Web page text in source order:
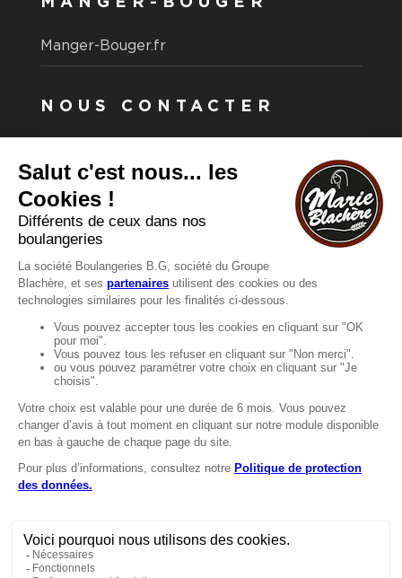
Manger-Bouger.fr
NOUS CONTACTER
Vous souhaitez nous contacter ?
Consultez notre FAQ.
FAQ
Recrutement
MENTIONS
Mentions légales
Protection des données
LignÉthique
Caractéristiques environnementales des